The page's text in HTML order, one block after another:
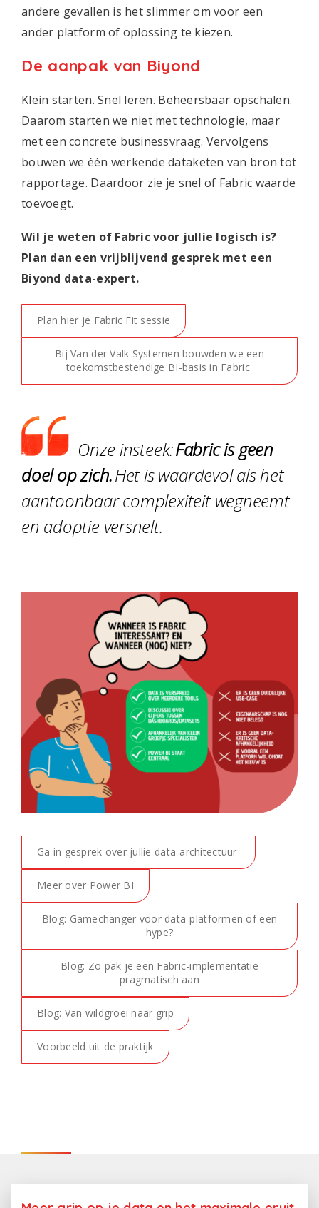
andere gevallen is het slimmer om voor een
ander platform of oplossing te kiezen.
De aanpak van Biyond
Klein starten. Snel leren. Beheersbaar opschalen.
Daarom starten we niet met technologie, maar
met een concrete businessvraag. Vervolgens
bouwen we één werkende dataketen van bron tot
rapportage. Daardoor zie je snel of Fabric waarde
toevoegt.
Wil je weten of Fabric voor jullie logisch is?
Plan dan een vrijblijvend gesprek met een
Biyond data-expert.
Plan hier je Fabric Fit sessie
Bij Van der Valk Systemen bouwden we een
toekomstbestendige BI-basis in Fabric
Onze insteek:Fabric is geen
doel op zich.Het is waardevol als het
aantoonbaar complexiteit wegneemt
en adoptie versnelt.
Ga in gesprek over jullie data-architectuur
Meer over Power BI
Blog: Gamechanger voor data-platformen of een
hype?
Blog: Zo pak je een Fabric-implementatie
pragmatisch aan
Blog: Van wildgroei naar grip
Voorbeeld uit de praktijk